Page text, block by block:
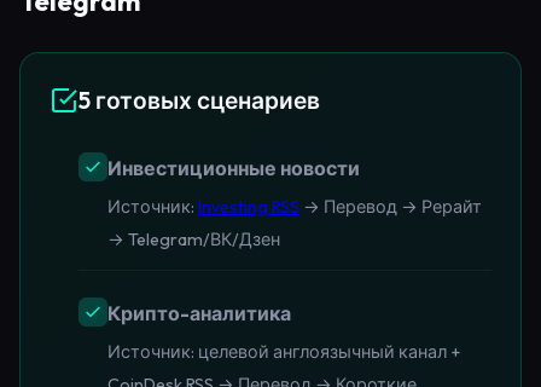
5 готовых сценариев
Инвестиционные новости
Источник: Investing RSS → Перевод → Рерайт
→ Telegram/ВК/Дзен
Крипто-аналитика
Источник: целевой англоязычный канал +